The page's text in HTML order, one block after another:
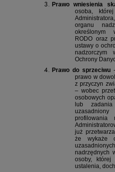
Prawo wniesienia
osoba,
organu
określonym
RODO oraz
ustawy o
Ochrony
Prawo do sprzeciwu
prawo w
z przyczyn
– wobec
osobowych
lub
profilowania
już
że wykaże
nadrzędnych
osoby,
ustalenia,